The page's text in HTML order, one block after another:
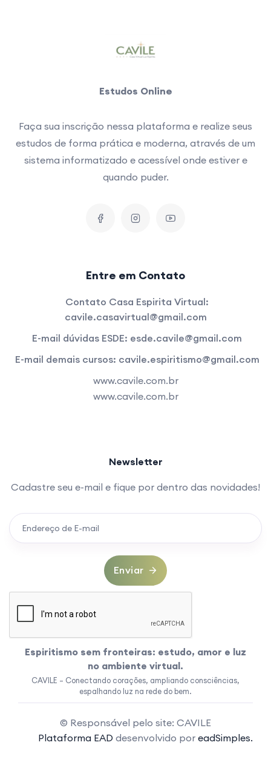
Estudos Online
Faça sua inscrição nessa plataforma e realize seus
estudos de forma prática e moderna, através de um
sistema informatizado e acessível onde estiver e
quando puder.
Entre em Contato
Contato Casa Espirita Virtual:
cavile.casavirtual@gmail.com
E-mail dúvidas ESDE: esde.cavile@gmail.com
E-mail demais cursos: cavile.espiritismo@gmail.com
www.cavile.com.br
www.cavile.com.br
Newsletter
Cadastre seu e-mail e fique por dentro das novidades!
Enviar
Espiritismo sem fronteiras: estudo, amor e luz
no ambiente virtual.
CAVILE – Conectando corações, ampliando consciências,
espalhando luz na rede do bem.
© Responsável pelo site: CAVILE
Plataforma EAD desenvolvido por eadSimples.